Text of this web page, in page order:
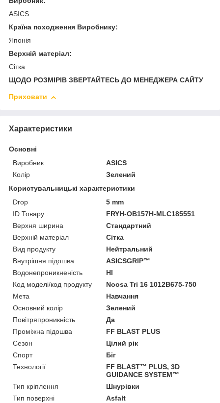
ASICS
Країна походження Виробнику:
Японія
Верхній матеріал:
Сітка
ЩОДО РОЗМІРІВ ЗВЕРТАЙТЕСЬ ДО МЕНЕДЖЕРА САЙТУ
Приховати
Характеристики
Основні
Виробник
ASICS
Колір
Зелений
Користувальницькі характеристики
Drop
5 mm
ID Товару :
FRYH-OB157H-MLC185551
Верхня ширина
Стандартний
Верхній матеріал
Сітка
Вид продукту
Нейтральний
Внутрішня підошва
ASICSGRIP™
Водонепроникненість
HI
Код моделі/код продукту
Noosa Tri 16 1012B675-750
Мета
Навчання
Основний колір
Зелений
Повітряпроникність
Да
Проміжна підошва
FF BLAST PLUS
Сезон
Цілий рік
Спорт
Біг
Технології
FF BLAST™ PLUS, 3D
GUIDANCE SYSTEM™
Тип кріплення
Шнурівки
Тип поверхні
Asfalt